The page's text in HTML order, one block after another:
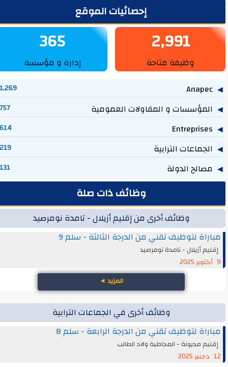
إحصائيات الموقع
2,991
وظيفة متاحة
365
إدارة و مؤسسة
Anapec
1,269
المؤسسات و المقاولات العمومية 757
Entreprises
614
الجماعات الترابية 219
مصالح الدولة 131
وظائف ذات صلة
وظائف أخرى من إقليم أزيلال - تامدة نومرصيد
مباراة لتوظيف تقني من الدرجة الثالثة - سلم 9
إقليم أزيلال - تامدة نومرصيد
المزيد◄
وظائف أخرى في الجماعات الترابية
مباراة لتوظيف تقني من الدرجة الرابعة - سلم 8
إقليم مديونة - المجاطية ولاد الطالب
12 دجنبر 2025